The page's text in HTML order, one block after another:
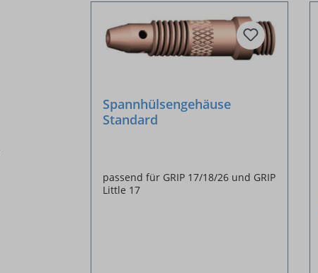
Spannhülsengehäuse
Standard
passend für GRIP 17/18/26 und GRIP
Little 17